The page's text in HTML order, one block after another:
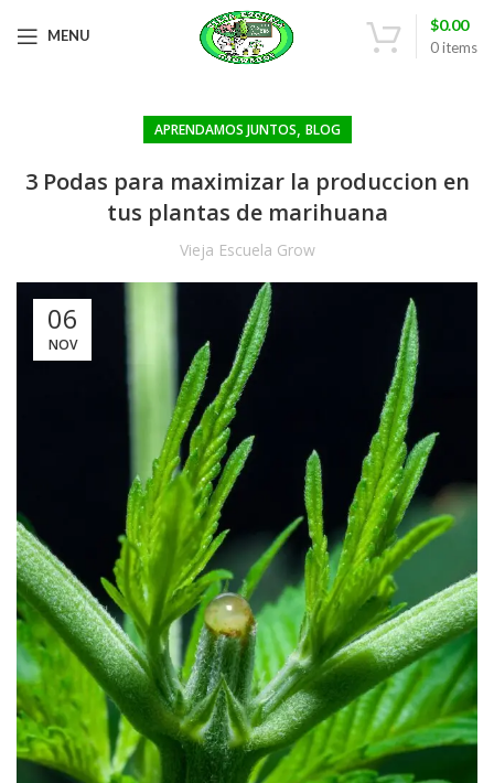
MENU
0items
$0.00
APRENDAMOS JUNTOS, BLOG
3 Podas para maximizar la produccion en
tus plantas de marihuana
Vieja Escuela Grow
06
NOV